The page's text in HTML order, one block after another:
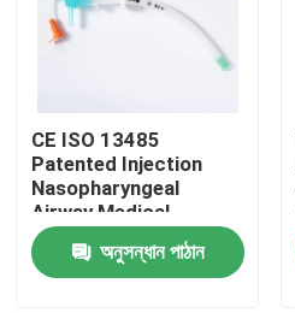
CE ISO 13485
Patented Injection
Nasopharyngeal
Airway Medical
Silicone Hydrophilic
coating OEM ODM
অনুসন্ধান পাঠান